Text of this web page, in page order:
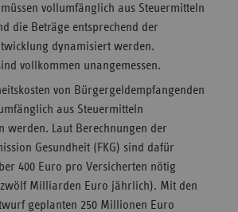
vollumfänglich aus Steuermitteln
die Beträge entsprechend der
dynamisiert werden.
vollkommen unangemessen.
von Bürgergeldempfangenden
aus Steuermitteln
werden. Laut Berechnungen der
Gesundheit (FKG) sind dafür
400 Euro pro Versicherten nötig
Milliarden Euro jährlich). Mit den
geplanten 250 Millionen Euro